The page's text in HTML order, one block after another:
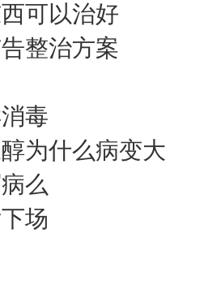
可以治好
整治方案
毒
为什么病变大
么
场